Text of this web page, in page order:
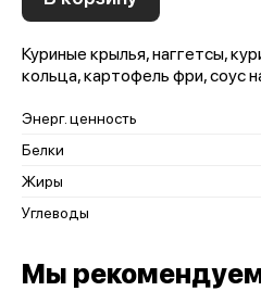
Куриные крылья, наггетсы,
кольца, картофель фри, соус
Энерг. ценность
Белки
Жиры
Углеводы
Мы